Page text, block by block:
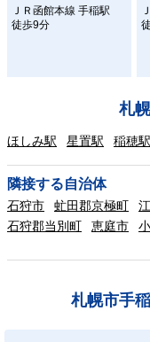
ＪＲ函館本線 手稲駅
徒歩9分
札
ほしみ駅 星置駅 稲穂駅
隣接する自治体
石狩市 虻田郡京極町
石狩郡当別町
恵庭市
札幌市手